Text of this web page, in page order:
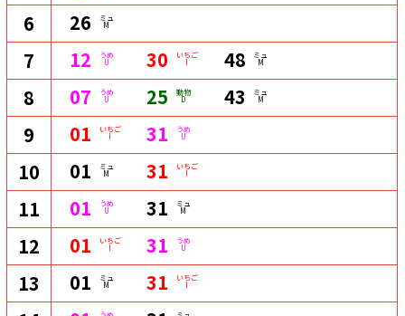
6 26 ミュ
M
7 12 うめ
U 30 いちご
I 48 ミュ
M
8 07 うめ
U 25 動物
D 43 ミュ
M
9 01 いちご
I 31 うめ
U
10 01 ミュ
M 31 いちご
I
11 01 うめ
U 31 ミュ
M
12 01 いちご
I 31 うめ
U
13 01 ミュ
M 31 いちご
I